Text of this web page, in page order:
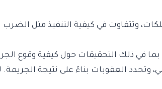
وتتفاوت في كيفية التنفيذ مثل الضرب
في ذلك التحقيقات حول كيفية وقوع
وتحدد العقوبات بناءً على نتيجة